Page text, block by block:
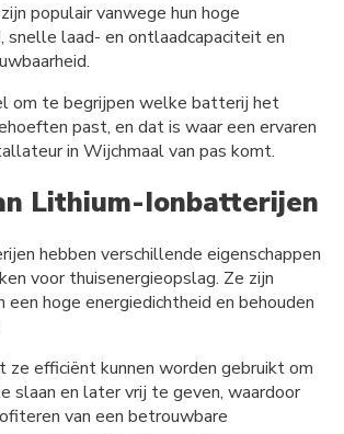
populair vanwege hun hoge
snelle laad- en ontlaadcapaciteit en
om te begrijpen welke batterij het
past, en dat is waar een ervaren
in Wijchmaal van pas komt.
Lithium-Ionbatterijen
hebben verschillende eigenschappen
voor thuisenergieopslag. Ze zijn
een hoge energiedichtheid en behouden
efficiënt kunnen worden gebruikt om
slaan en later vrij te geven, waardoor
van een betrouwbare